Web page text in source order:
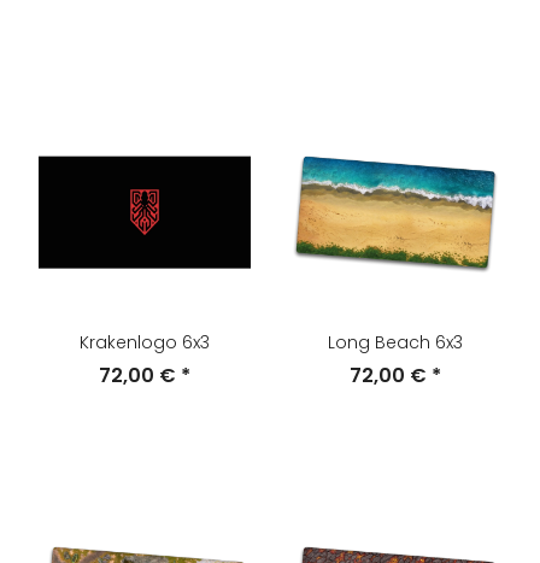
Krakenlogo 6x3
72,00 € *
Long Beach 6x3
72,00 € *